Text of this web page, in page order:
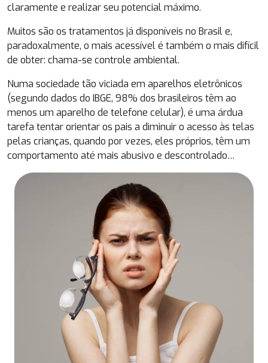
claramente e realizar seu potencial máximo.
Muitos são os tratamentos já disponíveis no Brasil e,
paradoxalmente, o mais acessível é também o mais difícil
de obter: chama-se controle ambiental.
Numa sociedade tão viciada em aparelhos eletrônicos
(segundo dados do IBGE, 98% dos brasileiros têm ao
menos um aparelho de telefone celular), é uma árdua
tarefa tentar orientar os pais a diminuir o acesso às telas
pelas crianças, quando por vezes, eles próprios, têm um
comportamento até mais abusivo e descontrolado…